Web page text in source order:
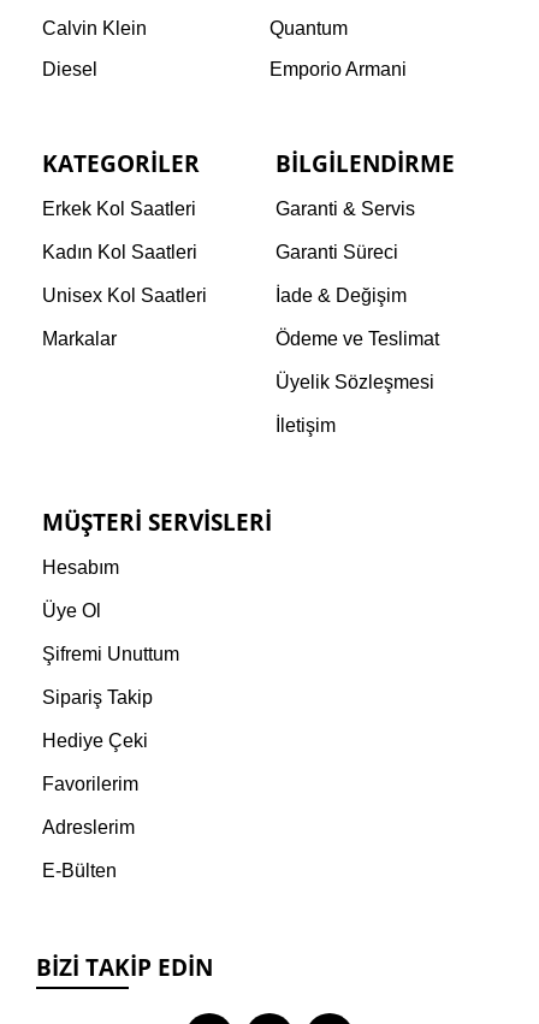
Calvin Klein
Quantum
Diesel
Emporio Armani
KATEGORILER
Erkek Kol Saatleri
Kadın Kol Saatleri
Unisex Kol Saatleri
Markalar
BILGILENDIRME
Garanti & Servis
Garanti Süreci
İade & Değişim
Ödeme ve Teslimat
Üyelik Sözleşmesi
İletişim
MÜŞTERI SERVISLERI
Hesabım
Üye Ol
Şifremi Unuttum
Sipariş Takip
Hediye Çeki
Favorilerim
Adreslerim
E-Bülten
BIZI TAKIP EDIN